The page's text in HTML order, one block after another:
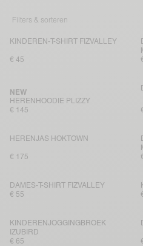
Filters & sorteren
KINDEREN-T-SHIRT FIZVALLEY
€ 45
HERENHOODIE PLIZZY
NEW
€ 145
HERENJAS HOKTOWN
€ 175
DAMES-T-SHIRT FIZVALLEY
€ 55
KINDERENJOGGINGBROEK
IZUBIRD
€ 65